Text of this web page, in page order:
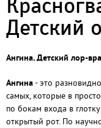
Детский
Ангина. Детский лор-
Ангина- это
самых, которые в
по бокам входа в
открытый рот. По